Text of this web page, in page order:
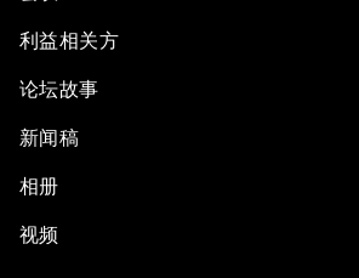
利益相关方
论坛故事
新闻稿
相册
视频